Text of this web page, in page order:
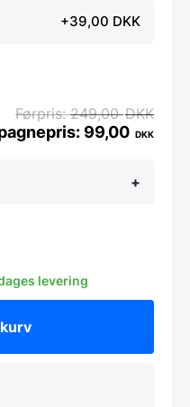
+39,00 DKK
+
249,00DKK
99,00 DKK
levering